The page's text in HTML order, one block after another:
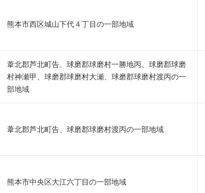
熊本市西区城山下代４丁目の一部地域
葦北郡芦北町告、球磨郡球磨村一勝地丙、球磨郡球磨
村神瀬甲、球磨郡球磨村大瀬、球磨郡球磨村渡丙の一
部地域
葦北郡芦北町告、球磨郡球磨村渡丙の一部地域
熊本市中央区大江六丁目の一部地域